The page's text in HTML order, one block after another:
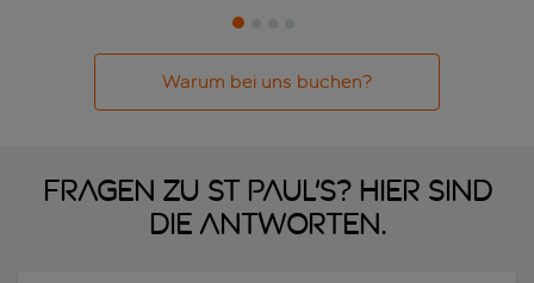
Warum bei uns buchen?
Fragen zu St Paul's? Hier sind
die Antworten.